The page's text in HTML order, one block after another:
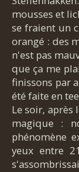
mousses et
se fraient un
orangé : des
n'est pas
que ça me
finissons par
été faite en
Le soir, après
magique :
phénomène
yeux entre